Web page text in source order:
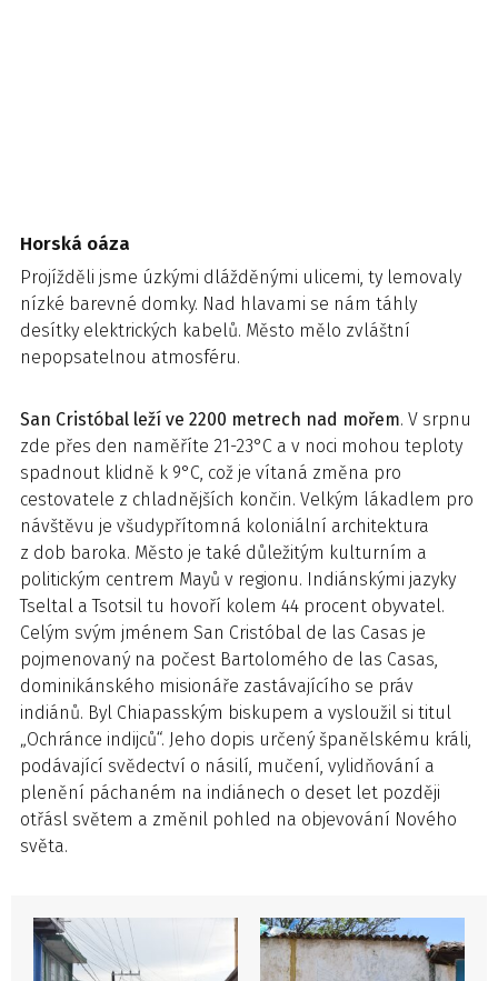
Horská oáza
Projížděli jsme úzkými dlážděnými ulicemi, ty lemovaly
nízké barevné domky. Nad hlavami se nám táhly
desítky elektrických kabelů. Město mělo zvláštní
nepopsatelnou atmosféru.
San Cristóbal leží ve 2200 metrech nad mořem. V srpnu
zde přes den naměříte 21-23°C a v noci mohou teploty
spadnout klidně k 9°C, což je vítaná změna pro
cestovatele z chladnějších končin. Velkým lákadlem pro
návštěvu je všudypřítomná koloniální architektura
z dob baroka. Město je také důležitým kulturním a
politickým centrem Mayů v regionu. Indiánskými jazyky
Tseltal a Tsotsil tu hovoří kolem 44 procent obyvatel.
Celým svým jménem San Cristóbal de las Casas je
pojmenovaný na počest Bartolomého de las Casas,
dominikánského misionáře zastávajícího se práv
indiánů. Byl Chiapasským biskupem a vysloužil si titul
„Ochránce indijců“. Jeho dopis určený španělskému králi,
podávající svědectví o násilí, mučení, vylidňování a
plenění páchaném na indiánech o deset let později
otřásl světem a změnil pohled na objevování Nového
světa.